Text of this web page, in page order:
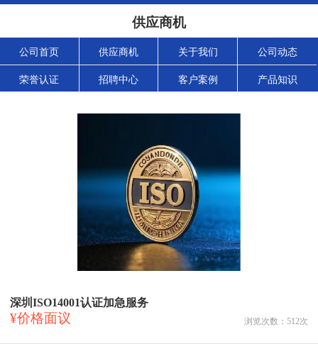
供应商机
公司首页 供应商机 关于我们 公司动态
荣誉认证 招聘中心 客户案例 产品知识
深圳ISO14001认证加急服务
¥价格面议 浏览次数： 512次